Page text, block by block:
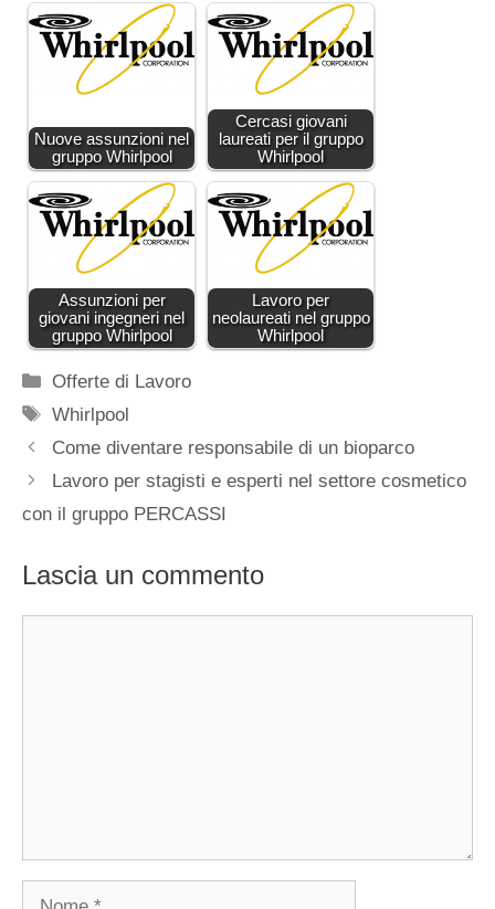
Nuove assunzioni nel
gruppo Whirlpool
Cercasi giovani
laureati per il gruppo
Whirlpool
Assunzioni per
giovani ingegneri nel
gruppo Whirlpool
Lavoro per
neolaureati nel gruppo
Whirlpool
Categorie
Offerte di Lavoro
Tag
Whirlpool
Come diventare responsabile di un bioparco
Lavoro per stagisti e esperti nel settore cosmetico
con il gruppo PERCASSI
Lascia un commento